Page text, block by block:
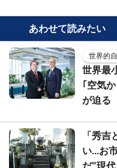
あわせて読みたい
世界的
世界最
｢空気
が迫る
「秀
い...お
だ"現